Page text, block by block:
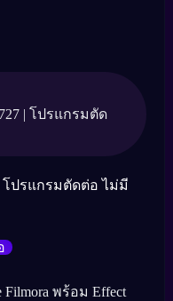
| โปรแกรมตัด
| โปรแกรมตัดต่อ ไม่มี
พร้อม Effect